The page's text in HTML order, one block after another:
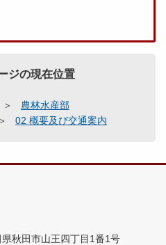
ジの現在位置
農林水産部
02 概要及び交通案内
秋田市山王四丁目1番1号